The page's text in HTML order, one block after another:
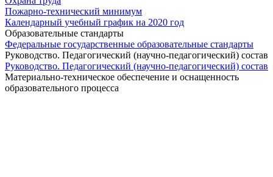
Пожарно-технический минимум
Календарный учебный график на 2020 год
Образовательные стандарты
Федеральные государственные образовательные стандарты
Руководство. Педагогический (научно-педагогический) состав
Руководство. Педагогический (научно-педагогический) состав
Материально-техническое обеспечение и оснащенность
образовательного процесса